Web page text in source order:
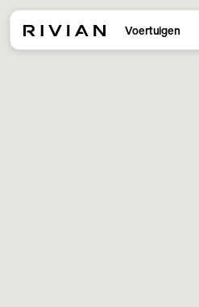
Voertuigen